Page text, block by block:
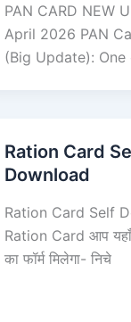
PAN CARD NEW
April 2026 PAN
(Big Update):
Ration Card
Download
Ration Card Self
Ration Card आप
का फॉर्म मिलेगा- निचे